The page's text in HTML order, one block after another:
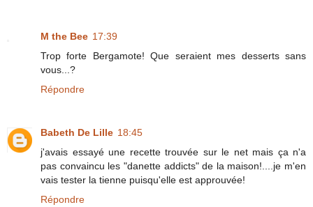
M the Bee 17:39
Trop forte Bergamote! Que seraient mes desserts sans
vous...?
Répondre
Babeth De Lille 18:45
j'avais essayé une recette trouvée sur le net mais ça n'a
pas convaincu les "danette addicts" de la maison!....je m'en
vais tester la tienne puisqu'elle est approuvée!
Répondre